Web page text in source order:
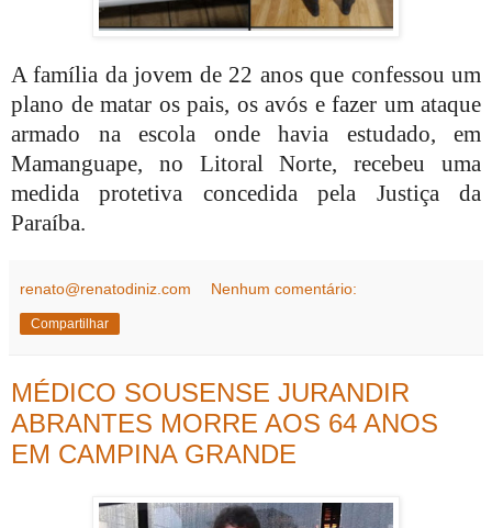
A família da jovem de 22 anos que confessou um
plano de matar os pais, os avós e fazer um ataque
armado na escola onde havia estudado, em
Mamanguape, no Litoral Norte, recebeu uma
medida protetiva concedida pela Justiça da
Paraíba.
renato@renatodiniz.com Nenhum comentário:
Compartilhar
MÉDICO SOUSENSE JURANDIR
ABRANTES MORRE AOS 64 ANOS
EM CAMPINA GRANDE